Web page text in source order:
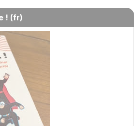
! (fr)